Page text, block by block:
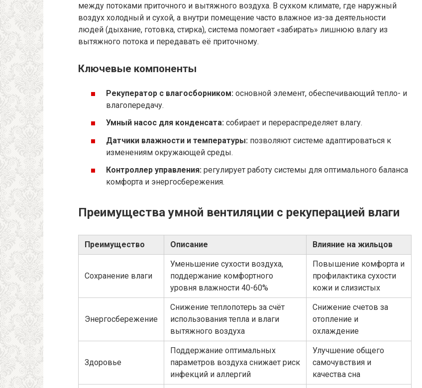
между потоками приточного и вытяжного воздуха. В сухком климате, где наружный
воздух холодный и сухой, а внутри помещение часто влажное из-за деятельности
людей (дыхание, готовка, стирка), система помогает «забирать» лишнюю влагу из
вытяжного потока и передавать её приточному.
Ключевые компоненты
Рекуператор с влагосборником: основной элемент, обеспечивающий тепло- и
влагопередачу.
Умный насос для конденсата: собирает и перераспределяет влагу.
Датчики влажности и температуры: позволяют системе адаптироваться к
изменениям окружающей среды.
Контроллер управления: регулирует работу системы для оптимального баланса
комфорта и энергосбережения.
Преимущества умной вентиляции с рекуперацией влаги
Преимущество Описание Влияние на жильцов
Сохранение влаги
Уменьшение сухости воздуха,
поддержание комфортного
уровня влажности 40-60%
Повышение комфорта и
профилактика сухости
кожи и слизистых
Энергосбережение
Снижение теплопотерь за счёт
использования тепла и влаги
вытяжного воздуха
Снижение счетов за
отопление и
охлаждение
Здоровье
Поддержание оптимальных
параметров воздуха снижает риск
инфекций и аллергий
Улучшение общего
самочувствия и
качества сна